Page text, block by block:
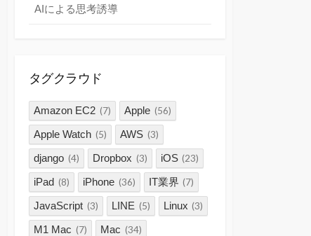
AIによる思考誘導
タグクラウド
Amazon EC2 (7) Apple (56)
Apple Watch (5) AWS (3)
django (4) Dropbox (3) iOS (23)
iPad (8) iPhone (36) IT業界 (7)
JavaScript (3) LINE (5) Linux (3)
M1 Mac (7) Mac (34)